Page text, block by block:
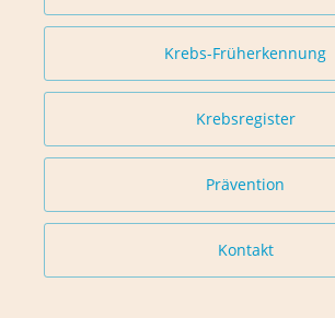
Krebs-Früherkennung
Krebsregister
Prävention
Kontakt